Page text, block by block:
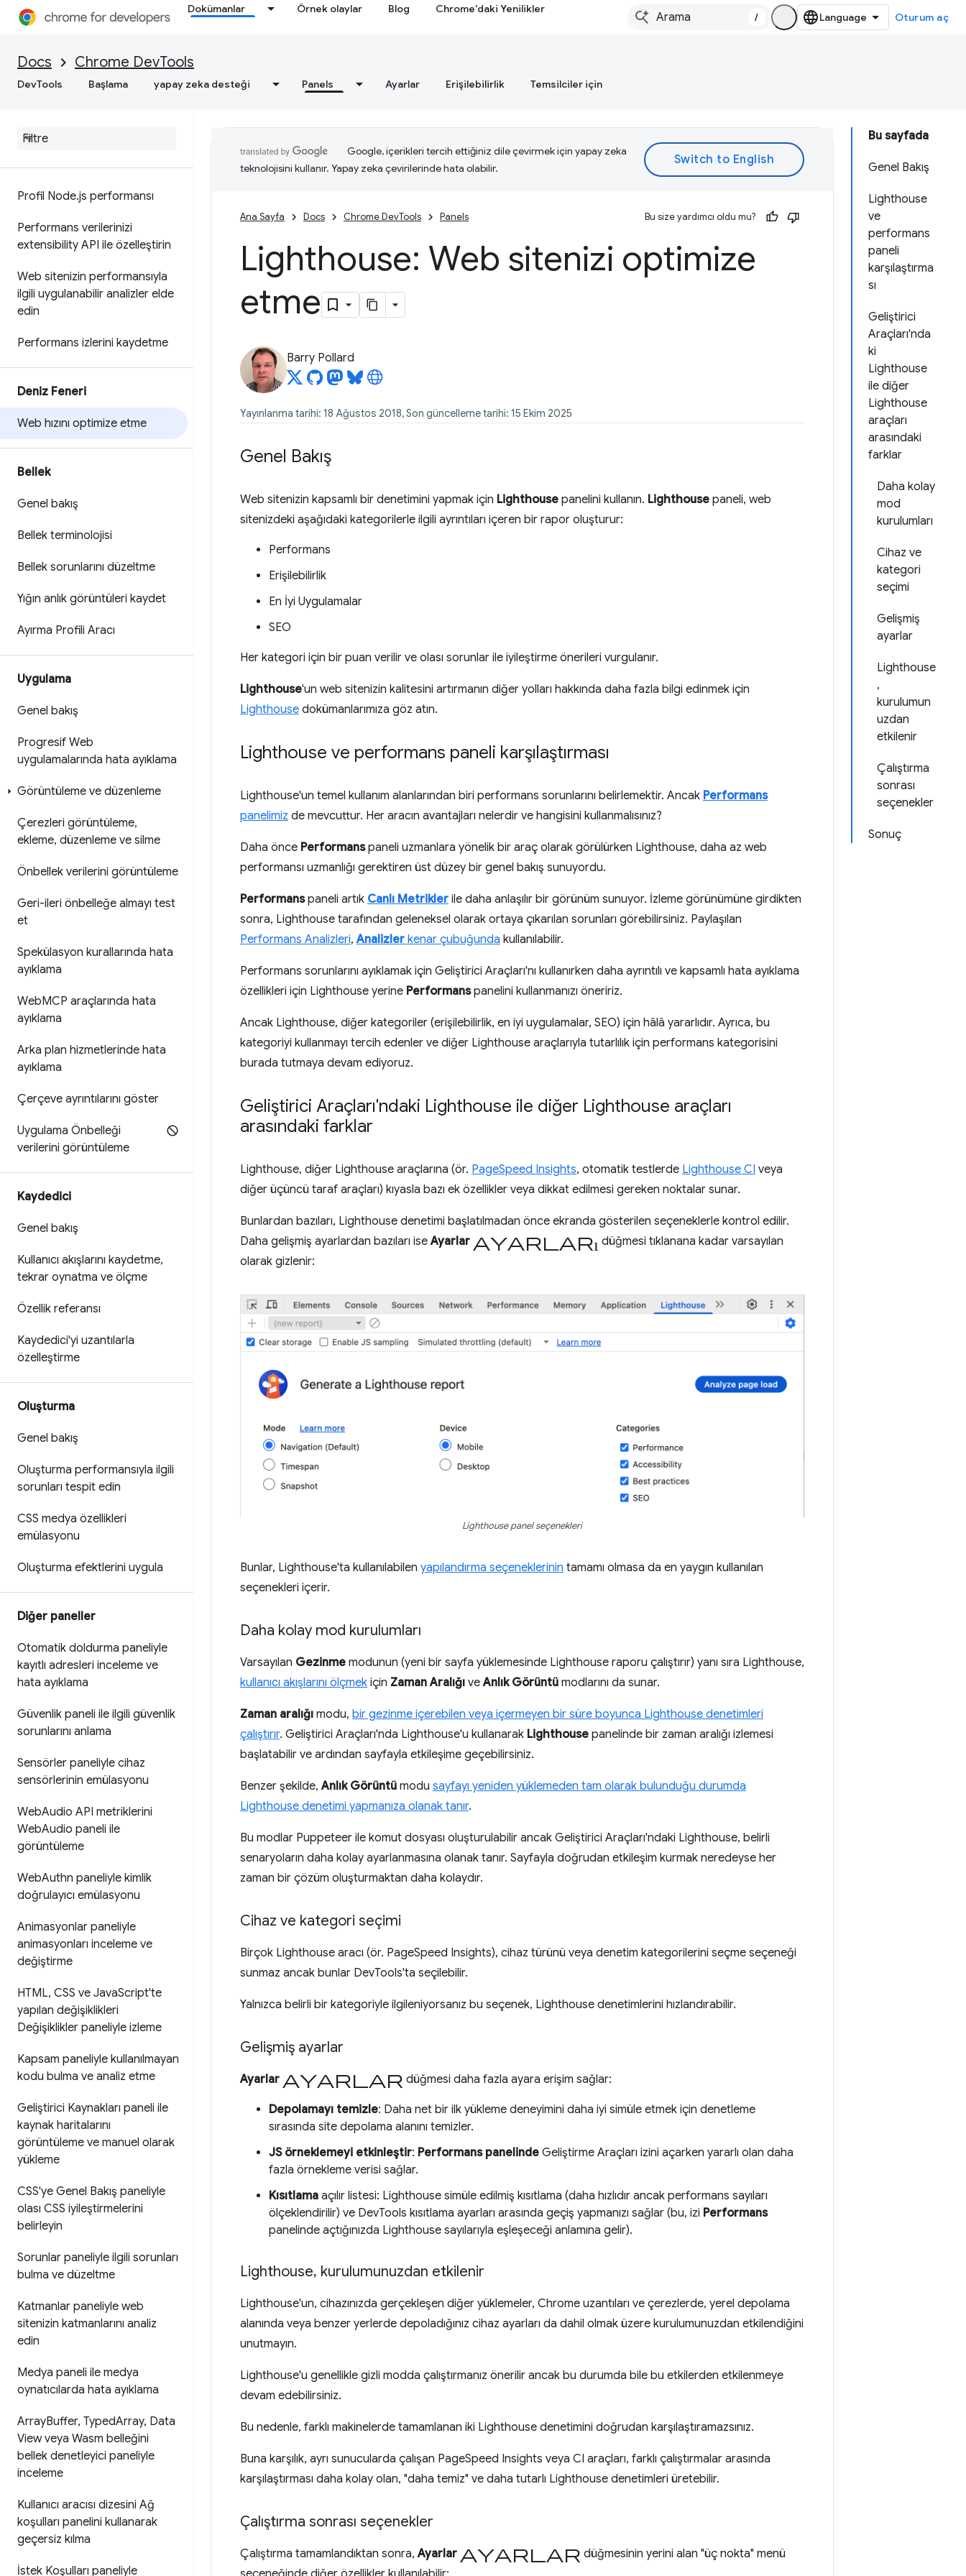
Dokümanlar Örnek olaylar Blog Chrome'daki Yenilikler
/ Oturum aç
Docs Chrome DevTools
DevTools Başlama yapay zeka desteği Panels Ayarlar Erişilebilirlik Temsilciler için
ek açıklamayla belirtin ve
Özellik referansı
etme
Profil Node.js performansı
Performans verilerinizi
extensibility API ile özelleştirin
Web sitenizin performansıyla
ilgili uygulanabilir analizler elde
edin
Performans izlerini kaydetme
Deniz Feneri
Web hızını optimize etme
Bellek
Genel bakış
Bellek terminolojisi
Bellek sorunlarını düzeltme
Yığın anlık görüntüleri kaydet
Ayırma Profili Aracı
Uygulama
Genel bakış
Progresif Web
uygulamalarında hata ayıklama
Görüntüleme ve düzenleme
Çerezleri görüntüleme,
ekleme, düzenleme ve silme
Önbellek verilerini görüntüleme
Geri-ileri önbelleğe almayı test
et
Spekülasyon kurallarında hata
ayıklama
WebMCP araçlarında hata
ayıklama
Arka plan hizmetlerinde hata
ayıklama
Çerçeve ayrıntılarını göster
Uygulama Önbelleği
verilerini görüntüleme
Kaydedici
Genel bakış
Kullanıcı akışlarını kaydetme,
tekrar oynatma ve ölçme
Özellik referansı
Kaydedici'yi uzantılarla
özelleştirme
Oluşturma
Genel bakış
Oluşturma performansıyla ilgili
sorunları tespit edin
CSS medya özellikleri
emülasyonu
Oluşturma efektlerini uygula
Diğer paneller
Otomatik doldurma paneliyle
kayıtlı adresleri inceleme ve
hata ayıklama
Güvenlik paneli ile ilgili güvenlik
sorunlarını anlama
Sensörler paneliyle cihaz
sensörlerinin emülasyonu
WebAudio API metriklerini
WebAudio paneli ile
görüntüleme
WebAuthn paneliyle kimlik
doğrulayıcı emülasyonu
Animasyonlar paneliyle
animasyonları inceleme ve
değiştirme
HTML, CSS ve JavaScript'te
yapılan değişiklikleri
Değişiklikler paneliyle izleme
Kapsam paneliyle kullanılmayan
kodu bulma ve analiz etme
Geliştirici Kaynakları paneli ile
kaynak haritalarını
görüntüleme ve manuel olarak
yükleme
CSS'ye Genel Bakış paneliyle
olası CSS iyileştirmelerini
belirleyin
Sorunlar paneliyle ilgili sorunları
bulma ve düzeltme
Katmanlar paneliyle web
sitenizin katmanlarını analiz
edin
Medya paneli ile medya
oynatıcılarda hata ayıklama
ArrayBuffer, TypedArray, Data
View veya Wasm belleğini
bellek denetleyici paneliyle
inceleme
Kullanıcı aracısı dizesini Ağ
koşulları panelini kullanarak
geçersiz kılma
İstek Koşulları paneliyle
Bu sayfada
Genel Bakış
Lighthouse
ve
performans
paneli
karşılaştırma
sı
Geliştirici
Araçları'nda
ki
Lighthouse
ile diğer
Lighthouse
araçları
arasındaki
farklar
Daha kolay
mod
kurulumları
Cihaz ve
kategori
seçimi
Gelişmiş
ayarlar
Lighthouse
,
kurulumun
uzdan
etkilenir
Çalıştırma
sonrası
seçenekler
Sonuç
Google, içerikleri tercih ettiğiniz dile çevirmek için yapay zeka
teknolojisini kullanır. Yapay zeka çevirilerinde hata olabilir.
Ana Sayfa Docs Chrome DevTools Panels Bu size yardımcı oldu mu?
Lighthouse: Web sitenizi optimize
etme
Barry Pollard
Yayınlanma tarihi: 18 Ağustos 2018, Son güncelleme tarihi: 15 Ekim 2025
Genel Bakış
Web sitenizin kapsamlı bir denetimini yapmak için Lighthouse panelini kullanın. Lighthouse paneli, web
sitenizdeki aşağıdaki kategorilerle ilgili ayrıntıları içeren bir rapor oluşturur:
Performans
Erişilebilirlik
En İyi Uygulamalar
SEO
Her kategori için bir puan verilir ve olası sorunlar ile iyileştirme önerileri vurgulanır.
Lighthouse'un web sitenizin kalitesini artırmanın diğer yolları hakkında daha fazla bilgi edinmek için
Lighthouse dokümanlarımıza göz atın.
Lighthouse ve performans paneli karşılaştırması
Lighthouse'un temel kullanım alanlarından biri performans sorunlarını belirlemektir. Ancak Performans
panelimiz de mevcuttur. Her aracın avantajları nelerdir ve hangisini kullanmalısınız?
Daha önce Performanspaneli uzmanlara yönelik bir araç olarak görülürken Lighthouse, daha az web
performansı uzmanlığı gerektiren üst düzey bir genel bakış sunuyordu.
Performanspaneli artık Canlı Metrikler ile daha anlaşılır bir görünüm sunuyor. İzleme görünümüne girdikten
sonra, Lighthouse tarafından geleneksel olarak ortaya çıkarılan sorunları görebilirsiniz. Paylaşılan
Performans Analizleri,Analizler kenar çubuğunda kullanılabilir.
Performans sorunlarını ayıklamak için Geliştirici Araçları'nı kullanırken daha ayrıntılı ve kapsamlı hata ayıklama
özellikleri için Lighthouse yerine Performanspanelini kullanmanızı öneririz.
Ancak Lighthouse, diğer kategoriler (erişilebilirlik, en iyi uygulamalar, SEO) için hâlâ yararlıdır. Ayrıca, bu
kategoriyi kullanmayı tercih edenler ve diğer Lighthouse araçlarıyla tutarlılık için performans kategorisini
burada tutmaya devam ediyoruz.
Geliştirici Araçları'ndaki Lighthouse ile diğer Lighthouse araçları
arasındaki farklar
Lighthouse, diğer Lighthouse araçlarına (ör. PageSpeed Insights, otomatik testlerde Lighthouse CI veya
diğer üçüncü taraf araçları) kıyasla bazı ek özellikler veya dikkat edilmesi gereken noktalar sunar.
Bunlardan bazıları, Lighthouse denetimi başlatılmadan önce ekranda gösterilen seçeneklerle kontrol edilir.
Daha gelişmiş ayarlardan bazıları iseAyarlar ayarları düğmesi tıklanana kadar varsayılan
olarak gizlenir:
Lighthouse panel seçenekleri
Bunlar, Lighthouse'ta kullanılabilen yapılandırma seçeneklerinin tamamı olmasa da en yaygın kullanılan
seçenekleri içerir.
Daha kolay mod kurulumları
Varsayılan Gezinme modunun (yeni bir sayfa yüklemesinde Lighthouse raporu çalıştırır) yanı sıra Lighthouse,
kullanıcı akışlarını ölçmek için Zaman Aralığı veAnlık Görüntü modlarını da sunar.
Zaman aralığı modu, bir gezinme içerebilen veya içermeyen bir süre boyunca Lighthouse denetimleri
çalıştırır. Geliştirici Araçları'nda Lighthouse'u kullanarak Lighthouse panelinde bir zaman aralığı izlemesi
başlatabilir ve ardından sayfayla etkileşime geçebilirsiniz.
Benzer şekilde,Anlık Görüntü modu sayfayı yeniden yüklemeden tam olarak bulunduğu durumda
Lighthouse denetimi yapmanıza olanak tanır.
Bu modlar Puppeteer ile komut dosyası oluşturulabilir ancak Geliştirici Araçları'ndaki Lighthouse, belirli
senaryoların daha kolay ayarlanmasına olanak tanır. Sayfayla doğrudan etkileşim kurmak neredeyse her
zaman bir çözüm oluşturmaktan daha kolaydır.
Cihaz ve kategori seçimi
Birçok Lighthouse aracı (ör. PageSpeed Insights), cihaz türünü veya denetim kategorilerini seçme seçeneği
sunmaz ancak bunlar DevTools'ta seçilebilir.
Yalnızca belirli bir kategoriyle ilgileniyorsanız bu seçenek, Lighthouse denetimlerini hızlandırabilir.
Gelişmiş ayarlar
Ayarlar ayarlar düğmesi daha fazla ayara erişim sağlar:
Depolamayı temizle: Daha net bir ilk yükleme deneyimini daha iyi simüle etmek için denetleme
sırasında site depolama alanını temizler.
JS örneklemeyi etkinleştir: Performans panelinde Geliştirme Araçları izini açarken yararlı olan daha
fazla örnekleme verisi sağlar.
Kısıtlama açılır listesi: Lighthouse simüle edilmiş kısıtlama (daha hızlıdır ancak performans sayıları
ölçeklendirilir) ve DevTools kısıtlama ayarları arasında geçiş yapmanızı sağlar (bu, izi Performans
panelinde açtığınızda Lighthouse sayılarıyla eşleşeceği anlamına gelir).
Lighthouse, kurulumunuzdan etkilenir
Lighthouse'un, cihazınızda gerçekleşen diğer yüklemeler, Chrome uzantıları ve çerezlerde, yerel depolama
alanında veya benzer yerlerde depoladığınız cihaz ayarları da dahil olmak üzere kurulumunuzdan etkilendiğini
unutmayın.
Lighthouse'u genellikle gizli modda çalıştırmanız önerilir ancak bu durumda bile bu etkilerden etkilenmeye
devam edebilirsiniz.
Bu nedenle, farklı makinelerde tamamlanan iki Lighthouse denetimini doğrudan karşılaştıramazsınız.
Buna karşılık, ayrı sunucularda çalışan PageSpeed Insights veya CI araçları, farklı çalıştırmalar arasında
karşılaştırması daha kolay olan, "daha temiz" ve daha tutarlı Lighthouse denetimleri üretebilir.
Çalıştırma sonrası seçenekler
Çalıştırma tamamlandıktan sonra,Ayarlar ayarlar düğmesinin yerini alan "üç nokta" menü